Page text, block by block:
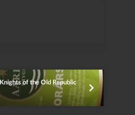
of the Old Republic